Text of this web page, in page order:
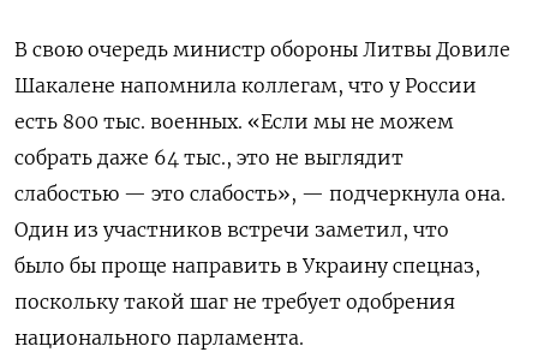
В свою очередь министр обороны Литвы Довиле
Шакалене напомнила коллегам, что у России
есть 800 тыс. военных. «Если мы не можем
собрать даже 64 тыс., это не выглядит
слабостью — это слабость», — подчеркнула она.
Один из участников встречи заметил, что
было бы проще направить в Украину спецназ,
поскольку такой шаг не требует одобрения
национального парламента.